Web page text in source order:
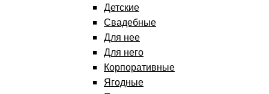
Детские
Свадебные
Для нее
Для него
Корпоративные
Ягодные